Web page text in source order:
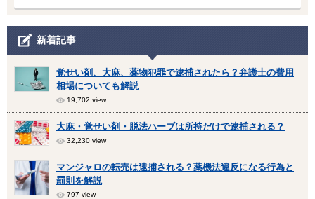
新着記事
覚せい剤、大麻、薬物犯罪で逮捕されたら？弁護士の費用
相場についても解説
19,702 view
大麻・覚せい剤・脱法ハーブは所持だけで逮捕される？
32,230 view
マンジャロの転売は逮捕される？薬機法違反になる行為と
罰則を解説
797 view